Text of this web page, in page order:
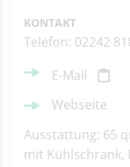
KONTAKT
Telefon: 02242
E-Mail
Webseite
Ausstattung: 65
mit Kühlschrank,